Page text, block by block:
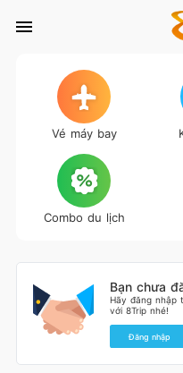
Vé máy bay
Combo du lịch
Bạn chưa
Hãy đăng nhập
với 8Trip nhé!
Đăng nhập